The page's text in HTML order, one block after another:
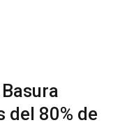
del 80% de